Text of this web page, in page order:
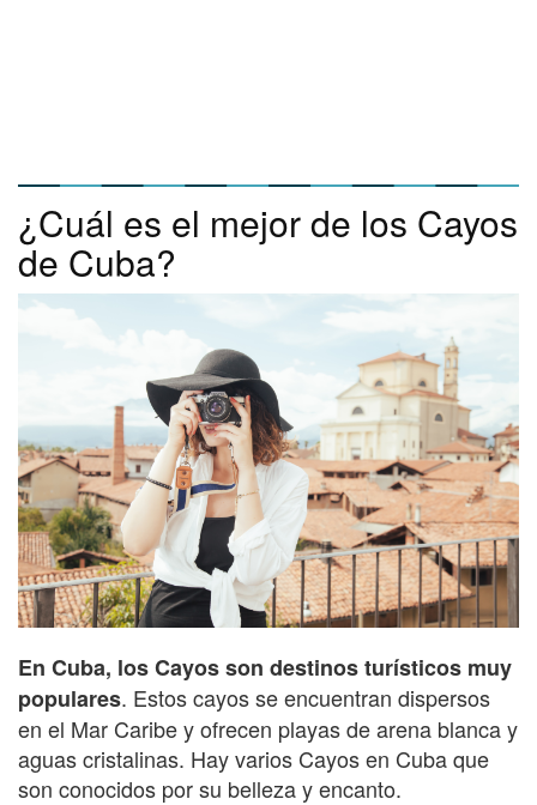
¿Cuál es el mejor de los Cayos
de Cuba?
En Cuba, los Cayos son destinos turísticos muy
populares. Estos cayos se encuentran dispersos
en el Mar Caribe y ofrecen playas de arena blanca y
aguas cristalinas. Hay varios Cayos en Cuba que
son conocidos por su belleza y encanto.